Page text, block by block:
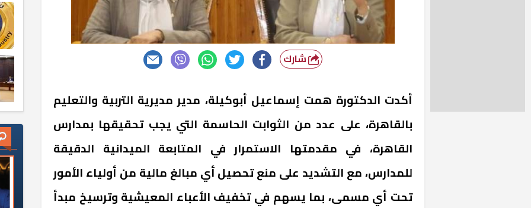
شارك
أكدت الدكتورة همت إسماعيل أبوكيلة، مدير مديرية التربية والتعليم
بالقاهرة، على عدد من الثوابت الحاسمة التي يجب تحقيقها بمدارس
القاهرة، في مقدمتها الاستمرار في المتابعة الميدانية الدقيقة
للمدارس، مع التشديد على منع تحصيل أي مبالغ مالية من أولياء الأمور
تحت أي مسمى، بما يسهم في تخفيف الأعباء المعيشية وترسيخ مبدأ